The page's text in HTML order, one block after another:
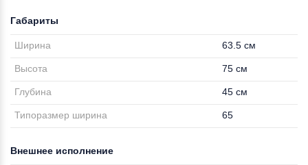
Габариты
Ширина 63.5 см
Высота 75 см
Глубина 45 см
Типоразмер ширина 65
Внешнее исполнение